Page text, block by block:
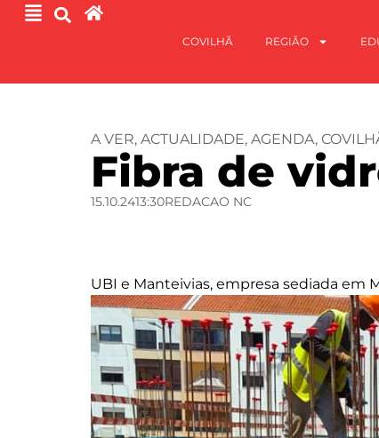
COVILHÃ REGIÃO
A VER, ACTUALIDADE, AGENDA,
Fibra de
15.10.2413:30REDACAO NC
UBI e Manteivias, empresa sediada